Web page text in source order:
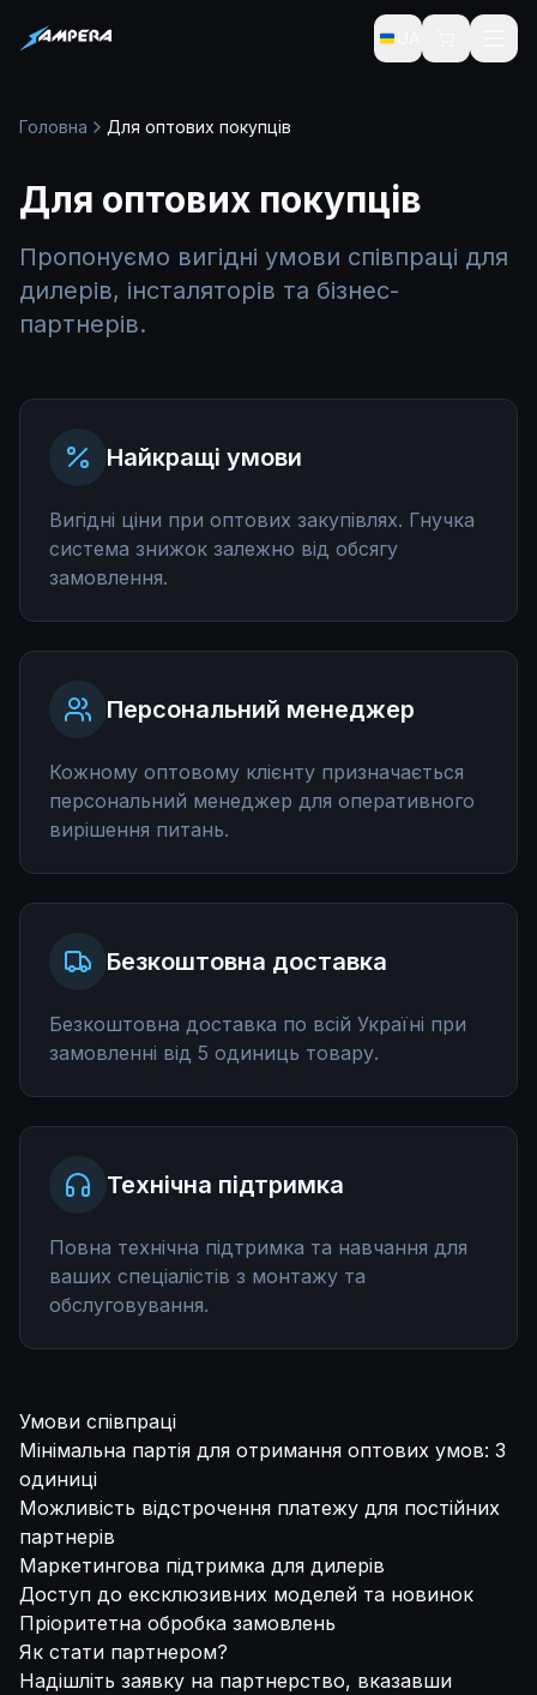
Головна Для оптових покупців
Для оптових покупців
Пропонуємо вигідні умови співпраці для
дилерів, інсталяторів та бізнес-
партнерів.
Найкращі умови
Вигідні ціни при оптових закупівлях. Гнучка
система знижок залежно від обсягу
замовлення.
Персональний менеджер
Кожному оптовому клієнту призначається
персональний менеджер для оперативного
вирішення питань.
Безкоштовна доставка
Безкоштовна доставка по всій Україні при
замовленні від 5 одиниць товару.
Технічна підтримка
Повна технічна підтримка та навчання для
ваших спеціалістів з монтажу та
обслуговування.
Умови співпраці
Мінімальна партія для отримання оптових умов: 3
одиниці
Можливість відстрочення платежу для постійних
партнерів
Маркетингова підтримка для дилерів
Доступ до ексклюзивних моделей та новинок
Пріоритетна обробка замовлень
Як стати партнером?
Надішліть заявку на партнерство, вказавши